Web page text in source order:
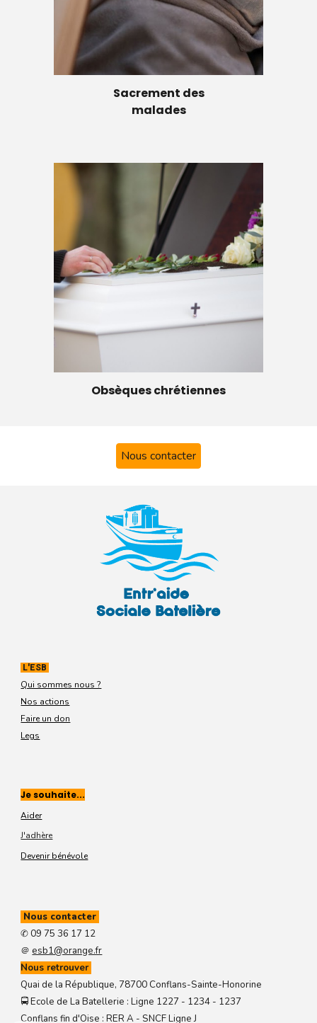
Sacrement des
malades
Obsèques chrétiennes
Nous contacter
L'ESB
Qui sommes nous ?
Nos actions
Faire un don
Legs
Je souhaite...
Aider
J'adhère
Devenir bénévole
Nous contacter
✆ 09 75 36 17 12
＠esb1@orange.fr
Nous retrouver
Quai de la République, 78700 Conflans-Sainte-Honorine
🚍︎ Ecole de La Batellerie : Ligne 1227 - 1234 - 1237
Conflans fin d'Oise : RER A - SNCF Ligne J